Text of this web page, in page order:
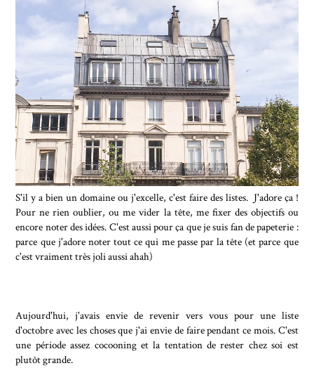
S'il y a bien un domaine ou j'excelle, c'est faire des listes. J'adore ça !
Pour ne rien oublier, ou me vider la tête, me fixer des objectifs ou
encore noter des idées. C'est aussi pour ça que je suis fan de papeterie :
parce que j'adore noter tout ce qui me passe par la tête (et parce que
c'est vraiment très joli aussi ahah)
Aujourd'hui, j'avais envie de revenir vers vous pour une liste
d'octobre avec les choses que j'ai envie de faire pendant ce mois. C'est
une période assez cocooning et la tentation de rester chez soi est
plutôt grande.